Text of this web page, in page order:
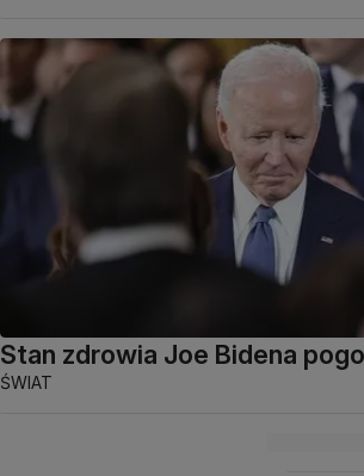
Stan zdrowia Joe Bidena
ŚWIAT